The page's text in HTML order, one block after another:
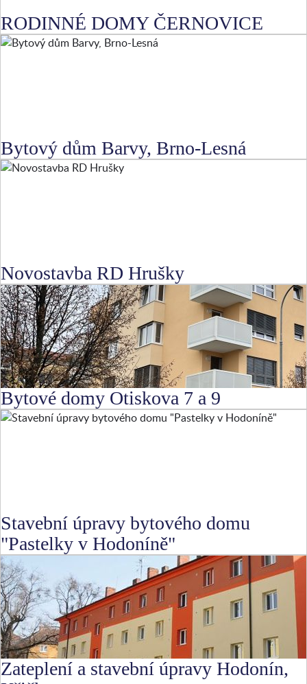
RODINNÉ DOMY ČERNOVICE
Bytový dům Barvy, Brno-Lesná
Novostavba RD Hrušky
Bytové domy Otiskova 7 a 9
Stavební úpravy bytového domu
"Pastelky v Hodoníně"
Zateplení a stavební úpravy Hodonín,